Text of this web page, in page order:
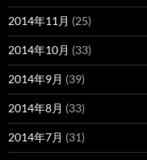
2014年11月 (25)
2014年10月 (33)
2014年9月 (39)
2014年8月 (33)
2014年7月 (31)